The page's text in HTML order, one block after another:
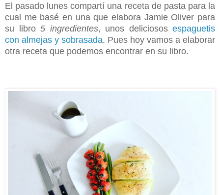
El pasado lunes compartí una receta de pasta para la
cual me basé en una que elabora Jamie Oliver para
su libro 5 ingredientes, unos deliciosos espaguetis
con almejas y sobrasada. Pues hoy vamos a elaborar
otra receta que podemos encontrar en su libro.